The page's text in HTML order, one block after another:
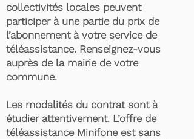
collectivités locales peuvent
participer à une partie du prix de
l’abonnement à votre service de
téléassistance. Renseignez-vous
auprès de la mairie de votre
commune.
Les modalités du contrat sont à
étudier attentivement. L’offre de
téléassistance Minifone est sans